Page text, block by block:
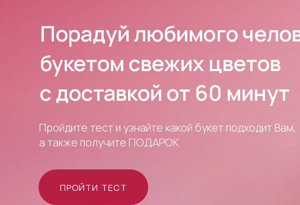
Порадуй любимого человека
букетом свежих цветов
c доставкой от 60 минут
Пройдите тест и узнайте какой букет подходит Вам,